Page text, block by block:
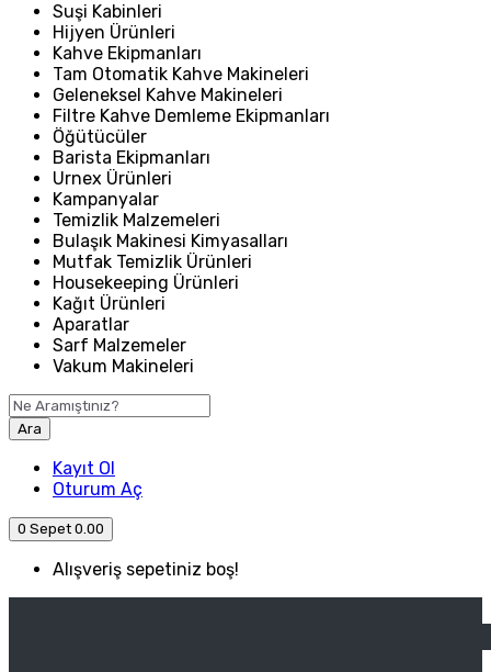
Suşi Kabinleri
Hijyen Ürünleri
Kahve Ekipmanları
Tam Otomatik Kahve Makineleri
Geleneksel Kahve Makineleri
Filtre Kahve Demleme Ekipmanları
Öğütücüler
Barista Ekipmanları
Urnex Ürünleri
Kampanyalar
Temizlik Malzemeleri
Bulaşık Makinesi Kimyasalları
Mutfak Temizlik Ürünleri
Housekeeping Ürünleri
Kağıt Ürünleri
Aparatlar
Sarf Malzemeler
Vakum Makineleri
Ara
Kayıt Ol
Oturum Aç
0 Sepet 0.00
Alışveriş sepetiniz boş!